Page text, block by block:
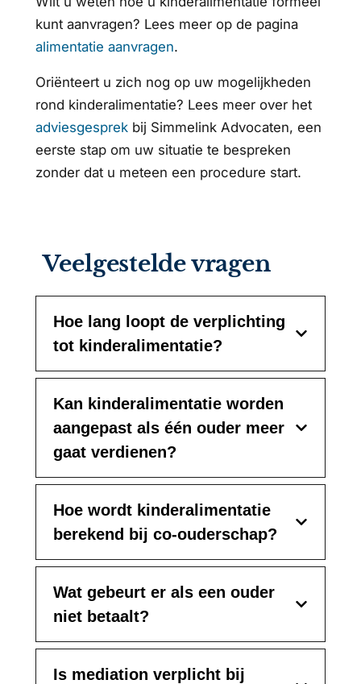
kunt aanvragen? Lees meer op de pagina
alimentatie aanvragen.
Oriënteert u zich nog op uw mogelijkheden
rond kinderalimentatie? Lees meer over het
adviesgesprekbij Simmelink Advocaten, een
eerste stap om uw situatie te bespreken
zonder dat u meteen een procedure start.
Veelgestelde vragen
Hoe lang loopt de verplichting
tot kinderalimentatie?
Kan kinderalimentatie worden
aangepast als één ouder meer
gaat verdienen?
Hoe wordt kinderalimentatie
berekend bij co-ouderschap?
Wat gebeurt er als een ouder
niet betaalt?
Is mediation verplicht bij